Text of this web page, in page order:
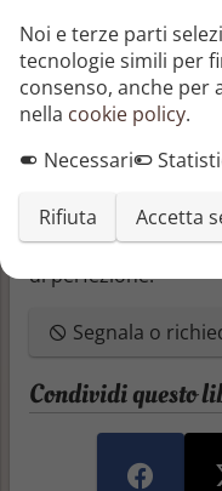
mettono in
Tra indizi enigmatici,
villa che sembra
confrontarsi non
le fragilità di chi
"La rosa insanguinata"
di tensione e colpi
tossiche e le
di perfezione.
Segnala o
Condividi questo
Noi e terze parti
tecnologie simili per
consenso, anche per
nella cookie policy.
Necessari
Rifiuta Accetta